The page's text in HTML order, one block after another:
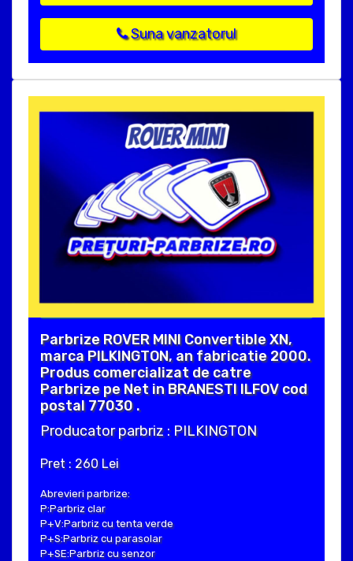
Suna vanzatorul
Parbrize ROVER MINI Convertible XN,
marca PILKINGTON, an fabricatie 2000.
Produs comercializat de catre
Parbrize pe Net in BRANESTI ILFOV cod
postal 77030 .
Producator parbriz : PILKINGTON
Pret : 260 Lei
Abrevieri parbrize:
P:Parbriz clar
P+V:Parbriz cu tenta verde
P+S:Parbriz cu parasolar
P+SE:Parbriz cu senzor